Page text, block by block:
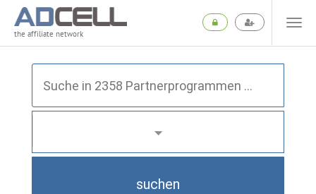
the affiliate network
suchen